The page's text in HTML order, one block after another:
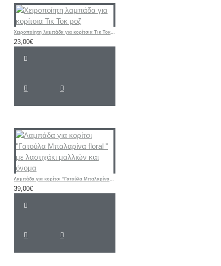
Χειροποίητη λαμπάδα για κορίτσια Τικ Τοκ ροζ
23,00€
Λαμπάδα για κορίτσι "Γατούλα Μπαλαρίνα floral " με λαστιχάκι μαλλιών και όνομα
39,00€